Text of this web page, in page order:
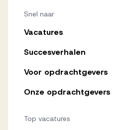
Snel naar
Vacatures
Succesverhalen
Voor opdrachtgevers
Onze opdrachtgevers
Top vacatures